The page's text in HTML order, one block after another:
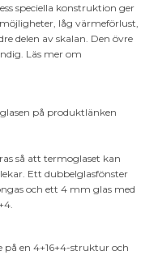
speciella konstruktion ger
låg värmeförlust,
delen av skalan. Den övre
Läs mer om
på produktlänken
så att termoglaset kan
Ett dubbelglasfönster
och ett 4 mm glas med
på en 4+16+4-struktur och